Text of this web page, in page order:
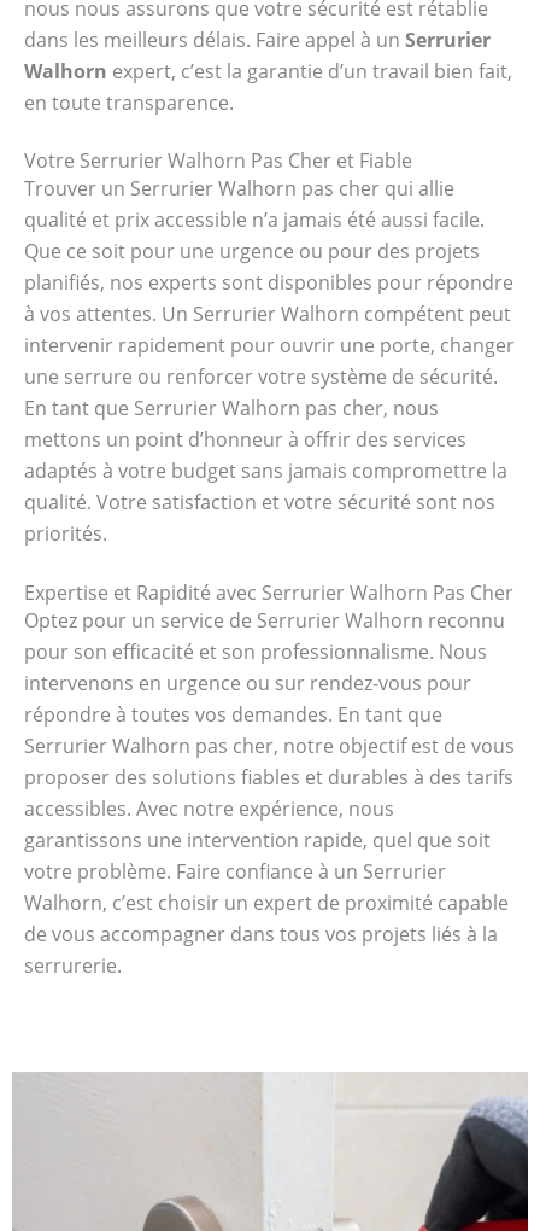
nous nous assurons que votre sécurité est rétablie
dans les meilleurs délais. Faire appel à un Serrurier
Walhorn expert, c’est la garantie d’un travail bien fait,
en toute transparence.
Votre Serrurier Walhorn Pas Cher et Fiable
Trouver un Serrurier Walhorn pas cher qui allie
qualité et prix accessible n’a jamais été aussi facile.
Que ce soit pour une urgence ou pour des projets
planifiés, nos experts sont disponibles pour répondre
à vos attentes. Un Serrurier Walhorn compétent peut
intervenir rapidement pour ouvrir une porte, changer
une serrure ou renforcer votre système de sécurité.
En tant que Serrurier Walhorn pas cher, nous
mettons un point d’honneur à offrir des services
adaptés à votre budget sans jamais compromettre la
qualité. Votre satisfaction et votre sécurité sont nos
priorités.
Expertise et Rapidité avec Serrurier Walhorn Pas Cher
Optez pour un service de Serrurier Walhorn reconnu
pour son efficacité et son professionnalisme. Nous
intervenons en urgence ou sur rendez-vous pour
répondre à toutes vos demandes. En tant que
Serrurier Walhorn pas cher, notre objectif est de vous
proposer des solutions fiables et durables à des tarifs
accessibles. Avec notre expérience, nous
garantissons une intervention rapide, quel que soit
votre problème. Faire confiance à un Serrurier
Walhorn, c’est choisir un expert de proximité capable
de vous accompagner dans tous vos projets liés à la
serrurerie.